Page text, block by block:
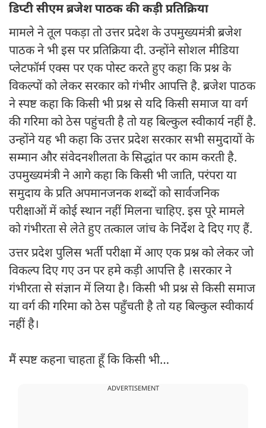
डिप्टी सीएम ब्रजेश पाठक की कड़ी प्रतिक्रिया
मामले ने तूल पकड़ा तो उत्तर प्रदेश के उपमुख्यमंत्री ब्रजेश
पाठक ने भी इस पर प्रतिक्रिया दी. उन्होंने सोशल मीडिया
प्लेटफॉर्म एक्स पर एक पोस्ट करते हुए कहा कि प्रश्न के
विकल्पों को लेकर सरकार को गंभीर आपत्ति है. ब्रजेश पाठक
ने स्पष्ट कहा कि किसी भी प्रश्न से यदि किसी समाज या वर्ग
की गरिमा को ठेस पहुंचती है तो यह बिल्कुल स्वीकार्य नहीं है.
उन्होंने यह भी कहा कि उत्तर प्रदेश सरकार सभी समुदायों के
सम्मान और संवेदनशीलता के सिद्धांत पर काम करती है.
उपमुख्यमंत्री ने आगे कहा कि किसी भी जाति, परंपरा या
समुदाय के प्रति अपमानजनक शब्दों को सार्वजनिक
परीक्षाओं में कोई स्थान नहीं मिलना चाहिए. इस पूरे मामले
को गंभीरता से लेते हुए तत्काल जांच के निर्देश दे दिए गए हैं.
उत्तर प्रदेश पुलिस भर्ती परीक्षा में आए एक प्रश्न को लेकर जो
विकल्प दिए गए उन पर हमे कड़ी आपत्ति है ।सरकार ने
गंभीरता से संज्ञान में लिया है। किसी भी प्रश्न से किसी समाज
या वर्ग की गरिमा को ठेस पहुँचती है तो यह बिल्कुल स्वीकार्य
नहीं है।
मैं स्पष्ट कहना चाहता हूँ कि किसी भी…
ADVERTISEMENT